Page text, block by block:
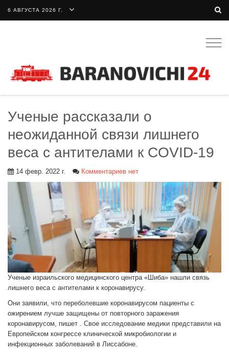
6 АВГУСТА 2026 Г.
Ученые рассказали о
неожиданной связи лишнего
веса с антителами к COVID-19
14 февр. 2022 г. Комментариев нет
Ученые израильского медицинского центра «Шиба» нашли связь
лишнего веса с антителами к коронавирусу.
Они заявили, что переболевшие коронавирусом пациенты с
ожирением лучше защищены от повторного заражения
коронавирусом, пишет . Свое исследование медики представили на
Европейском конгрессе клинической микробиологии и
инфекционных заболеваний в Лиссабоне.